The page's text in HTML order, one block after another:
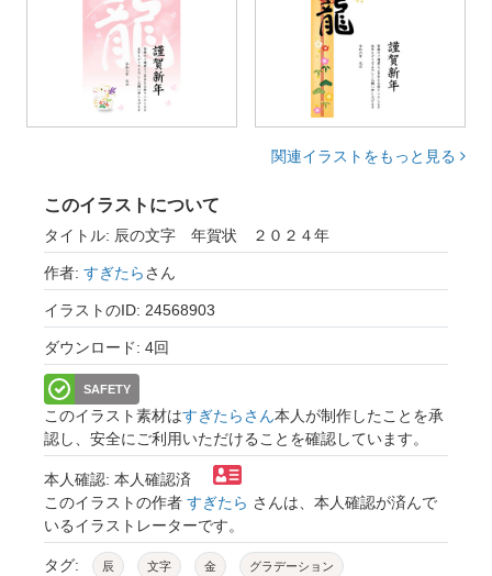
関連イラストをもっと見る
このイラストについて
タイトル: 辰の文字 年賀状 ２０２４年
作者: すぎたらさん
イラストのID: 24568903
ダウンロード: 4回
SAFETY
このイラスト素材はすぎたらさん本人が制作したことを承
認し、安全にご利用いただけることを確認しています。
本人確認: 本人確認済
このイラストの作者 すぎたら さんは、本人確認が済んで
いるイラストレーターです。
タグ: 辰 文字 金 グラデーション